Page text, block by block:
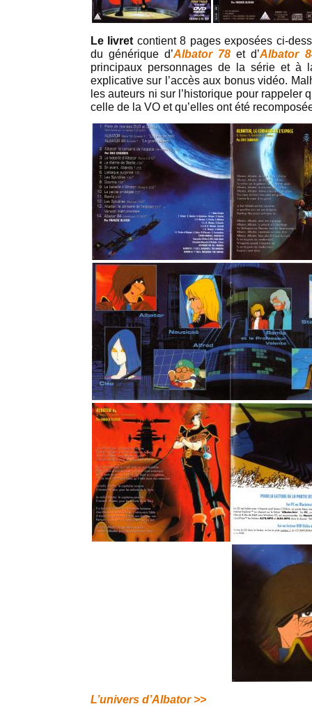
Le livret contient 8 pages exposées ci-
du générique d’Albator 78 et d’Albator
principaux personnages de la série et à
explicative sur l’accès aux bonus vidéo.
les auteurs ni sur l’historique pour rappeler
celle de la VO et qu’elles ont été
L’univers d’Albator >>